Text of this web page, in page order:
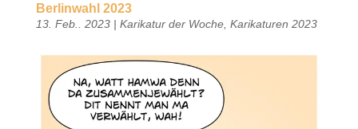
Berlinwahl 2023
13. Feb.. 2023| Karikatur der Woche, Karikaturen 2023